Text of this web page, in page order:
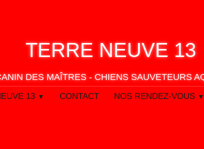
TERRE NEUVE 13
DES MAÎTRES - CHIENS SAUVETEURS
13 ▼ CONTACT NOS RENDEZ-VOUS ▼